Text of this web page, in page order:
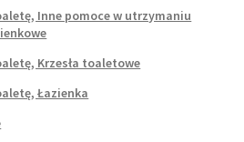
Inne pomoce w utrzymaniu
Krzesła toaletowe
Łazienka